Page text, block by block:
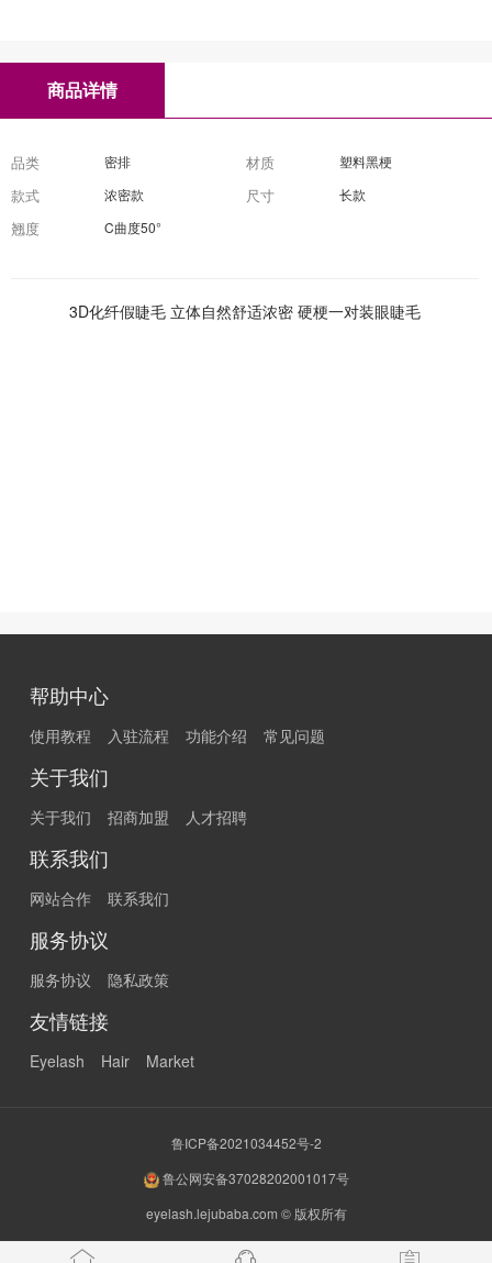
商品详情
品类 密排 材质 塑料黑梗
款式 浓密款 尺寸 长款
翘度 C曲度50°
3D化纤假睫毛 立体自然舒适浓密 硬梗一对装眼睫毛
帮助中心
使用教程 入驻流程 功能介绍 常见问题
关于我们
关于我们 招商加盟 人才招聘
联系我们
网站合作 联系我们
服务协议
服务协议 隐私政策
友情链接
Eyelash Hair Market
鲁ICP备2021034452号-2
鲁公网安备37028202001017号
eyelash.lejubaba.com © 版权所有